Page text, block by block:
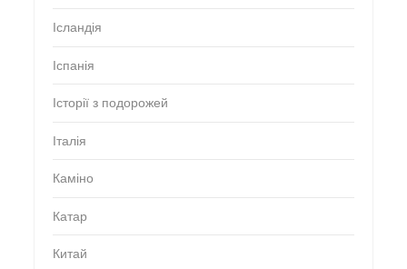
Ісландія
Іспанія
Історії з подорожей
Італія
Каміно
Катар
Китай